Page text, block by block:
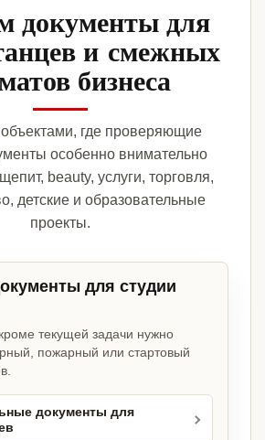
документы для
и смежных
бизнеса
где проверяющие
особенно внимательно
beauty, услуги, торговля,
детские и образовательные
проекты.
для студии
текущей задачи нужно
пожарный или стартовый
документы для